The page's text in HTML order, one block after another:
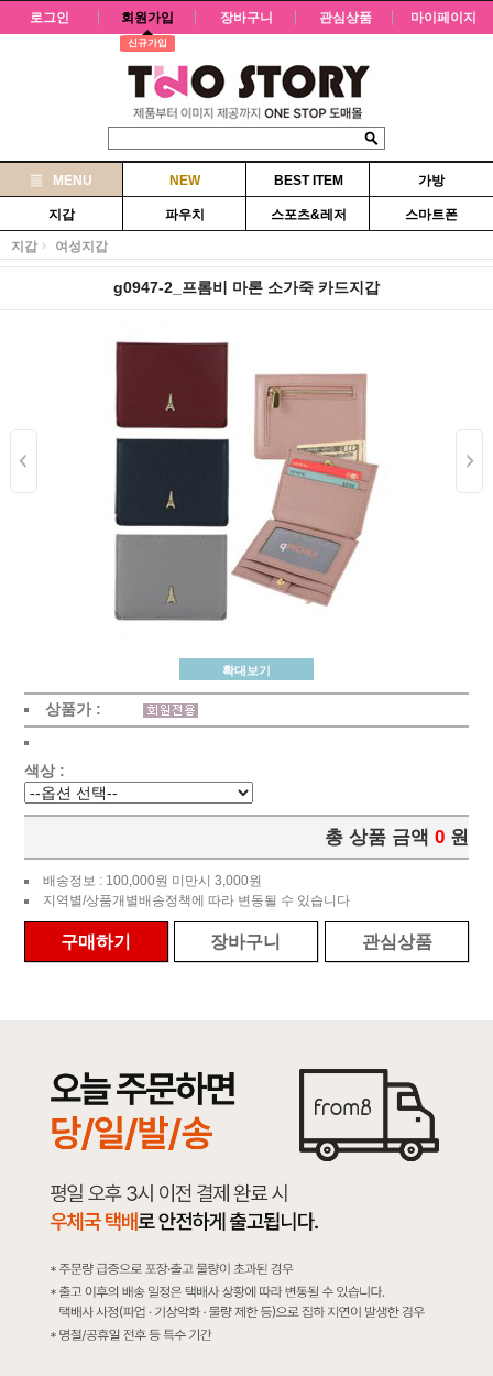
로그인 회원가입
신규가입
장바구니 관심상품 마이페이지
MENU NEW BEST ITEM 가방
지갑 파우치 스포츠&레저 스마트폰
지갑 여성지갑
g0947-2_프롬비 마론 소가죽 카드지갑
확대보기
상품가 :
색상 :
총 상품 금액 0 원
배송정보 : 100,000원 미만시 3,000원
지역별/상품개별배송정책에 따라 변동될 수 있습니다
구매하기 장바구니 관심상품